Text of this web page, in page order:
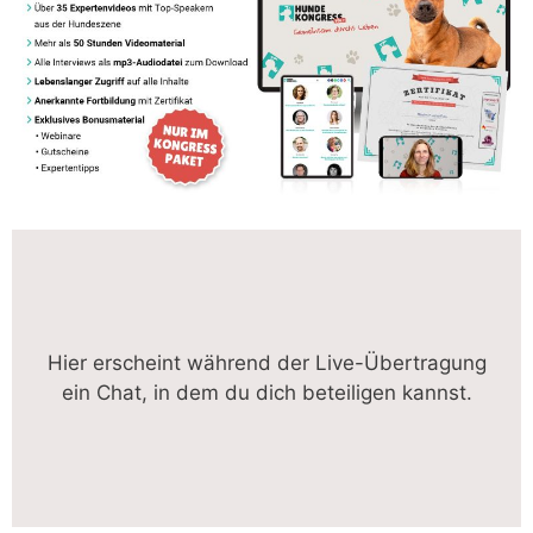
Hier erscheint während der Live-Übertragung
ein Chat, in dem du dich beteiligen kannst.